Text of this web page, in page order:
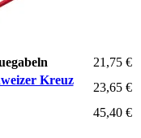
21,75 €
Kreuz
23,65 €
45,40 €